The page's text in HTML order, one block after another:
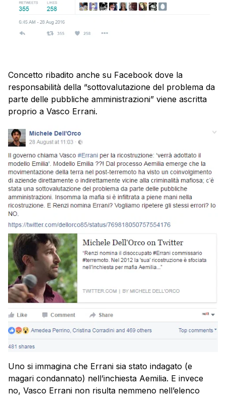
Concetto ribadito anche su Facebook dove la
responsabilità della “sottovalutazione del problema da
parte delle pubbliche amministrazioni” viene ascritta
proprio a Vasco Errani.
Uno si immagina che Errani sia stato indagato (e
magari condannato) nell’inchiesta Aemilia. E invece
no, Vasco Errani non risulta nemmeno nell’elenco